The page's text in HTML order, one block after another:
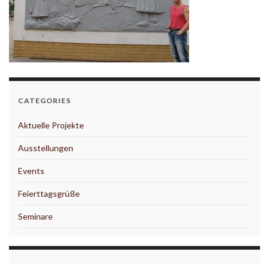
CATEGORIES
Aktuelle Projekte
Ausstellungen
Events
Feierttagsgrüße
Seminare